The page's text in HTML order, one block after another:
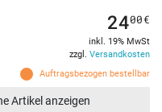
Auftragsbezogen bestellbar
2400€
inkl. 19% MwSt
zzgl. Versandkosten
Artikel anzeigen